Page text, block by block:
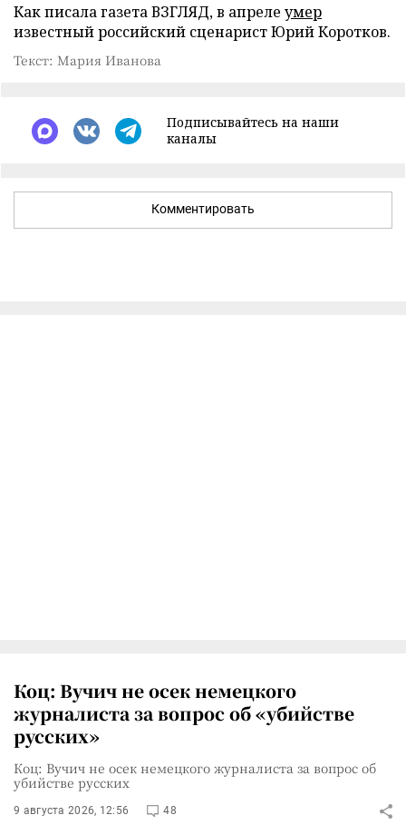
Как писала газета ВЗГЛЯД, в апреле умер
известный российский сценарист Юрий Коротков.
Текст: Мария Иванова
Подписывайтесь на наши
каналы
Комментировать
Коц: Вучич не осек немецкого
журналиста за вопрос об «убийстве
русских»
Коц: Вучич не осек немецкого журналиста за вопрос об
убийстве русских
9 августа 2026, 12:56 48